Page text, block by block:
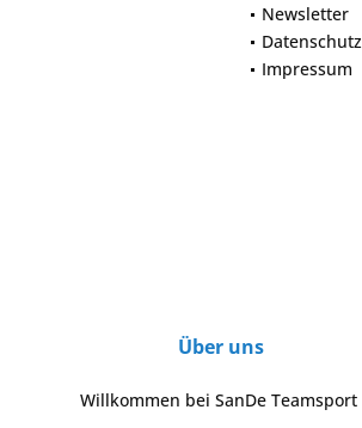
Newsletter
Datenschutz
Impressum
Über uns
Willkommen bei SanDe Teamsport